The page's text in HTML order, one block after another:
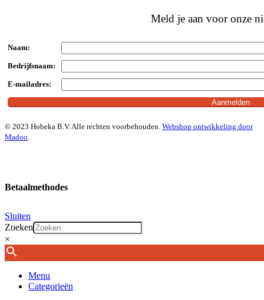
Meld je aan voor onze
Naam:
Bedrijfsnaam:
E-mailadres:
© 2023 Hobeka B.V. Alle rechten voorbehouden. Webshop ontwikkeling door
Madoo.
Betaalmethodes
Sluiten
Zoeken
×
Menu
Categorieën